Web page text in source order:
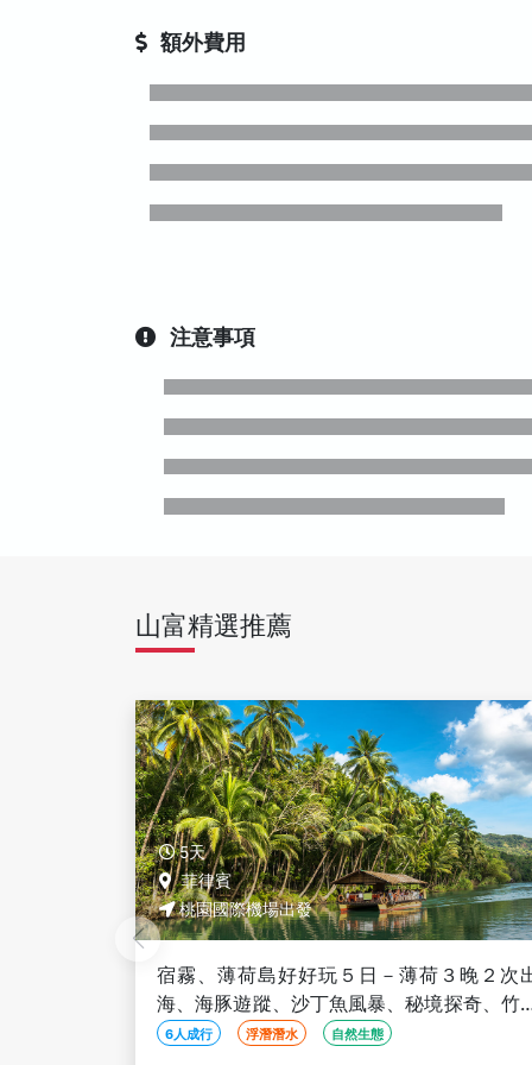
額外費用
注意事項
山富精選推薦
5天
菲律賓
桃園國際機場出發
宿霧豐富鯨彩５日－鯨鯊共游、沙丁魚風暴
天空花園、莉亞神殿、菲式按摩60分鐘、
生堂島浮潛樂【６人成行】
6人成行 浮潛潛水 線上旅展